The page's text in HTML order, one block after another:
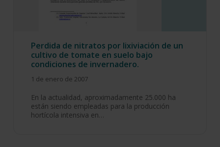
Perdida de nitratos por lixiviación de un
cultivo de tomate en suelo bajo
condiciones de invernadero.
1 de enero de 2007
En la actualidad, aproximadamente 25.000 ha
están siendo empleadas para la producción
hortícola intensiva en…